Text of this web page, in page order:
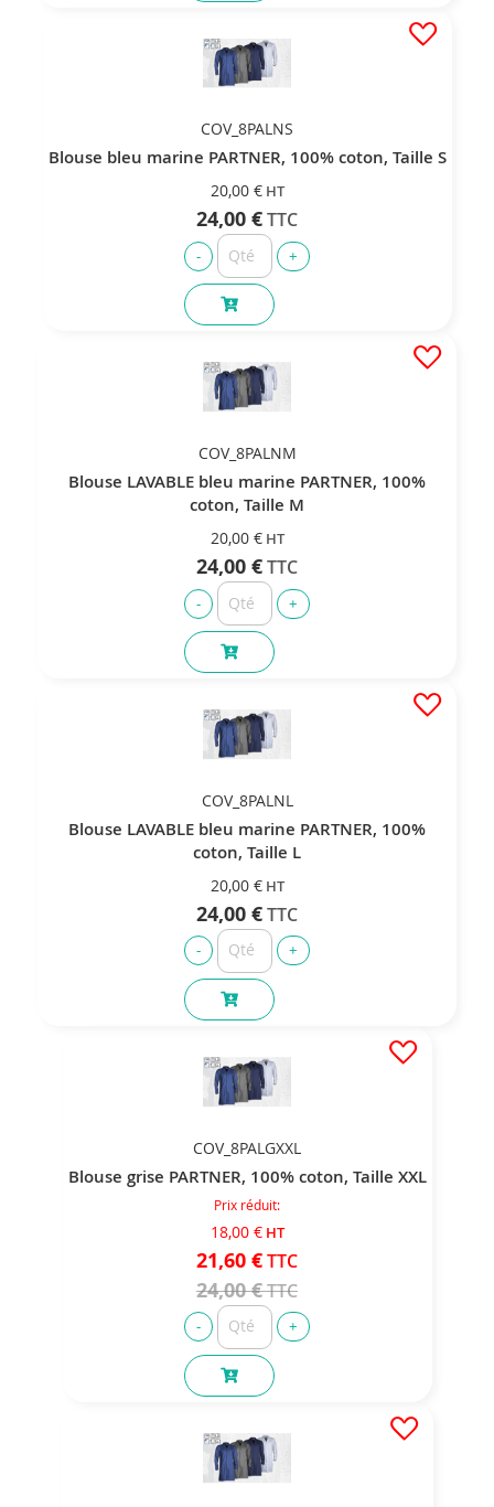
COV_8PALNS
Blouse bleu marine PARTNER, 100% coton, Taille S
20,00 €
24,00 €
COV_8PALNM
Blouse LAVABLE bleu marine PARTNER, 100%
coton, Taille M
20,00 €
24,00 €
COV_8PALNL
Blouse LAVABLE bleu marine PARTNER, 100%
coton, Taille L
20,00 €
24,00 €
COV_8PALGXXL
Blouse grise PARTNER, 100% coton, Taille XXL
Prix réduit
18,00 €
21,60 €
24,00 €